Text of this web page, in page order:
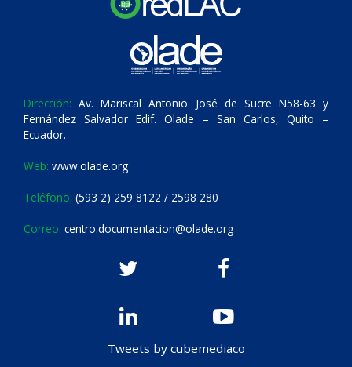
Dirección: Av. Mariscal Antonio José de Sucre N58-63 y
Fernández Salvador Edif. Olade – San Carlos, Quito –
Ecuador.
Web: www.olade.org
Teléfono: (593 2) 259 8122 / 2598 280
Correo: centro.documentacion@olade.org
Tweets by cubemediaco